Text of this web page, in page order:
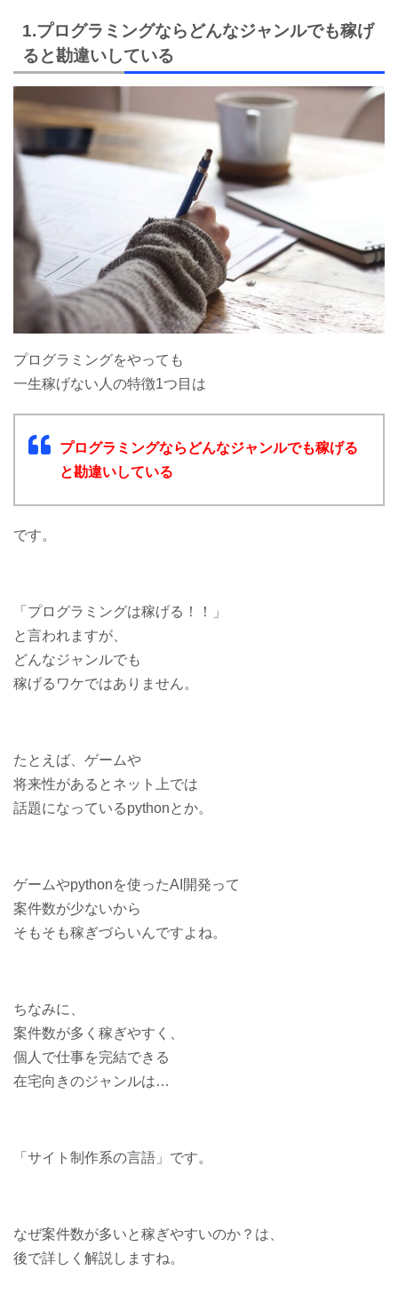
1.プログラミングならどんなジャンルでも稼げ
ると勘違いしている
プログラミングをやっても
一生稼げない人の特徴1つ目は
プログラミングならどんなジャンルでも稼げる
と勘違いしている
です。
「プログラミングは稼げる！！」
と言われますが、
どんなジャンルでも
稼げるワケではありません。
たとえば、ゲームや
将来性があるとネット上では
話題になっているpythonとか。
ゲームやpythonを使ったAI開発って
案件数が少ないから
そもそも稼ぎづらいんですよね。
ちなみに、
案件数が多く稼ぎやすく、
個人で仕事を完結できる
在宅向きのジャンルは…
「サイト制作系の言語」です。
なぜ案件数が多いと稼ぎやすいのか？は、
後で詳しく解説しますね。